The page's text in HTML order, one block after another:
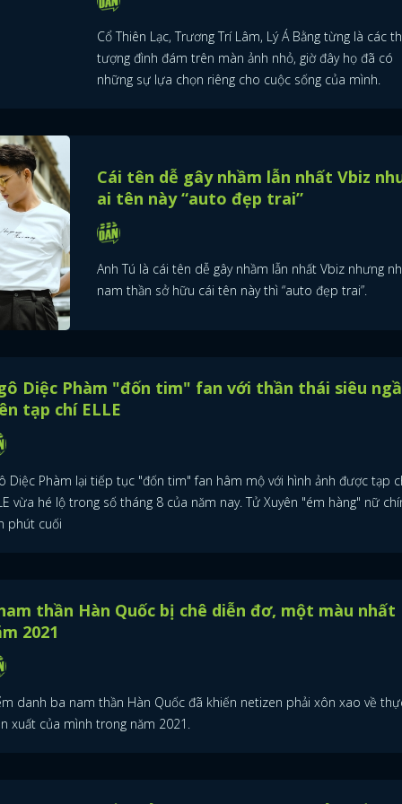
Cổ Thiên Lạc, Trương Trí Lâm, Lý Á Bằng từng là các
tượng đình đám trên màn ảnh nhỏ, giờ đây họ đã có
những sự lựa chọn riêng cho cuộc sống của mình.
Cái tên dễ gây nhầm lẫn nhất Vbiz
ai tên này “auto đẹp trai”
Anh Tú là cái tên dễ gây nhầm lẫn nhất Vbiz nhưng
nam thần sở hữu cái tên này thì “auto đẹp trai”.
Diệc Phàm "đốn tim" fan với thần thái siêu
tạp chí ELLE
Diệc Phàm lại tiếp tục "đốn tim" fan hâm mộ với hình ảnh được tạp
vừa hé lộ trong số tháng 8 của năm nay. Tử Xuyên "ém hàng" nữ
phút cuối
thần Hàn Quốc bị chê diễn đơ, một màu nhất
2021
danh ba nam thần Hàn Quốc đã khiến netizen phải xôn xao về
xuất của mình trong năm 2021.